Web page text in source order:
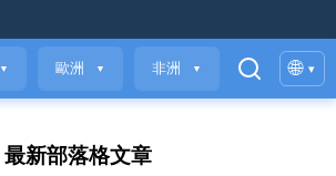
▼ 歐洲 ▼ 非洲 ▼ 🌐 ▾
最新部落格文章